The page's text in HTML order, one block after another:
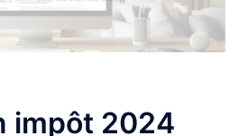
impôt 2024